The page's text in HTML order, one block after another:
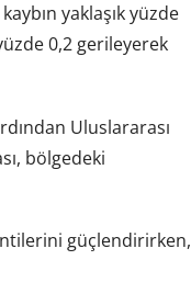
yaklaşık yüzde
0,2 gerileyerek
Uluslararası
bölgedeki
güçlendirirken,